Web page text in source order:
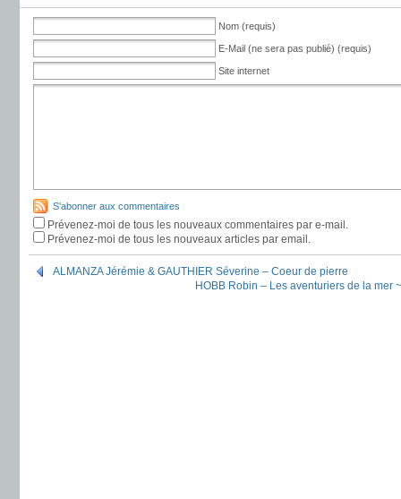
Nom (requis)
E-Mail (ne sera pas publié) (requis)
Site internet
S'abonner aux commentaires
Prévenez-moi de tous les nouveaux commentaires par e-mail.
Prévenez-moi de tous les nouveaux articles par email.
ALMANZA Jérémie & GAUTHIER Séverine – Coeur de pierre
HOBB Robin – Les aventuriers de la mer